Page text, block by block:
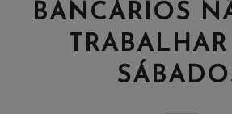
BANCÁRIOS